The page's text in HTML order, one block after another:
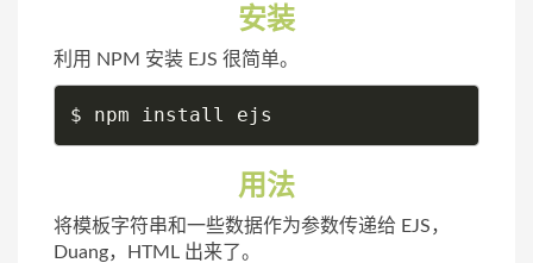
安装
利用 NPM 安装 EJS 很简单。
$ npm install ejs
用法
将模板字符串和一些数据作为参数传递给 EJS，
Duang，HTML 出来了。